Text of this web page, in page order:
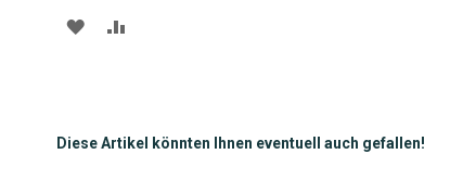
ZUR
Diese Artikel könnten Ihnen eventuell auch gefallen!